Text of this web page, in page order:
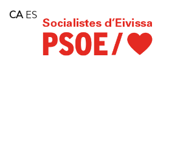
Consell Insular d'Eivissa
Services
CA ES